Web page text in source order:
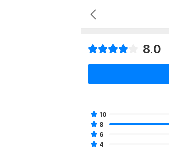
8.0
10
8
6
4